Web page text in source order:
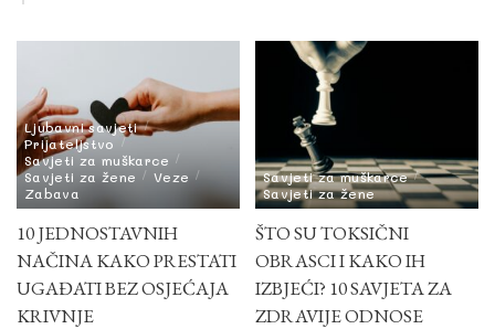
Ljubavni savjeti
Prijateljstvo
Savjeti za muškarce
Savjeti za žene
Veze
Zabava
10 JEDNOSTAVNIH
NAČINA KAKO PRESTATI
UGAĐATI BEZ OSJEĆAJA
KRIVNJE
Savjeti za muškarce
Savjeti za žene
ŠTO SU TOKSIČNI
OBRASCI I KAKO IH
IZBJEĆI? 10 SAVJETA ZA
ZDRAVIJE ODNOSE